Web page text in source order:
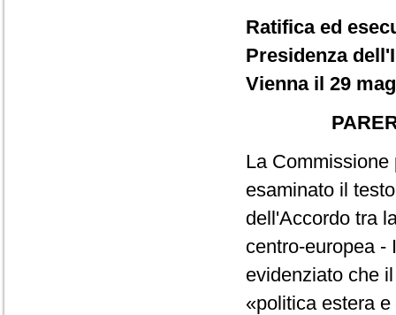
Ratifica ed
Presidenza
Vienna il 29
La
esaminato il
dell'Accordo tra
centro-europea -
evidenziato che
«politica estera